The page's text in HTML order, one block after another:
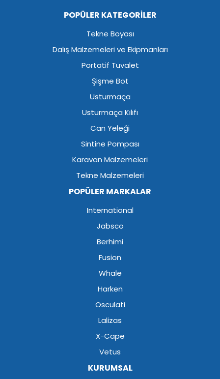
POPÜLER KATEGORİLER
Tekne Boyası
Dalış Malzemeleri ve Ekipmanları
Portatif Tuvalet
Şişme Bot
Usturmaça
Usturmaça Kılıfı
Can Yeleği
Sintine Pompası
Karavan Malzemeleri
Tekne Malzemeleri
POPÜLER MARKALAR
International
Jabsco
Berhimi
Fusion
Whale
Harken
Osculati
Lalizas
X-Cape
Vetus
KURUMSAL